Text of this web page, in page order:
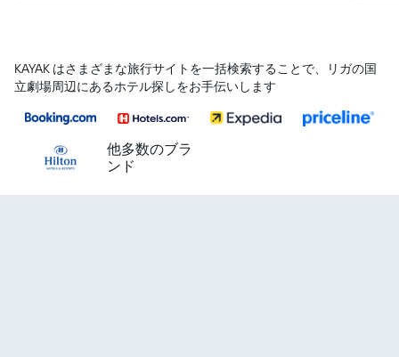
KAYAK はさまざまな旅行サイトを一括検索することで、リガ​の国
立劇場​周辺にあるホテル探しをお手伝いします
他多数のブラ
ンド